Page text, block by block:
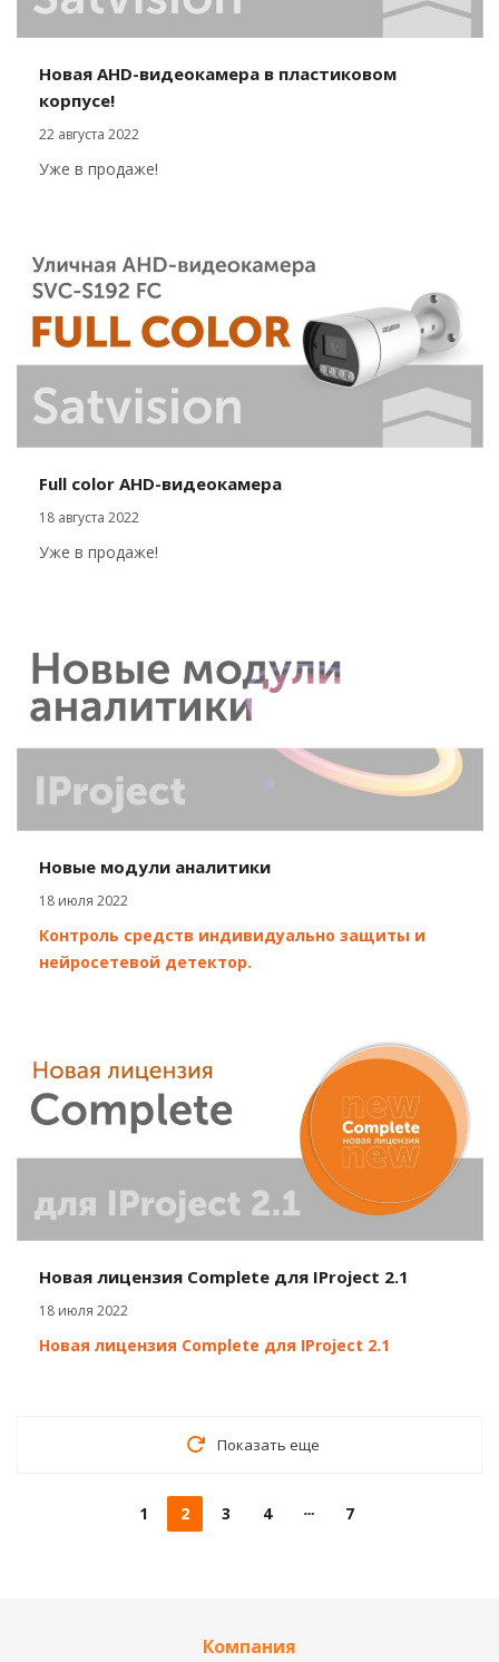
Новая AHD-видеокамера в пластиковом
корпусе!
22 августа 2022
Уже в продаже!
Full color AHD-видеокамера
18 августа 2022
Уже в продаже!
Новые модули аналитики
18 июля 2022
Контроль средств индивидуально защиты и
нейросетевой детектор.
Новая лицензия Complete для IProject 2.1
18 июля 2022
Новая лицензия Complete для IProject 2.1
Показать еще
1 2 3 4 7
Компания